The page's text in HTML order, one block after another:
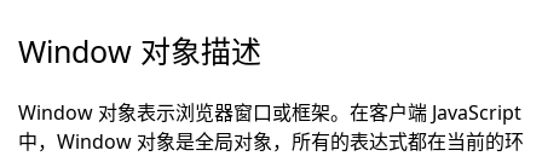
Window 对象描述
Window 对象表示浏览器窗口或框架。在客户端 JavaScript
中，Window 对象是全局对象，所有的表达式都在当前的环